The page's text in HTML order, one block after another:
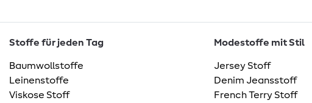
Stoffe für jeden Tag
Baumwollstoffe
Leinenstoffe
Viskose Stoff
Modestoffe mit Stil
Jersey Stoff
Denim Jeansstoff
French Terry Stoff